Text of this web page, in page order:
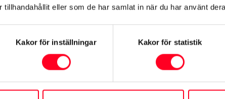
tillhandahållit eller som de har samlat in när du har använt
Kakor för inställningar Kakor för statistik
du se din bils verkstadshistorik utan problem.